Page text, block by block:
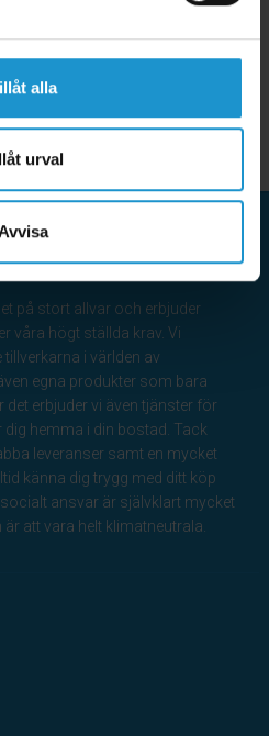
alla
urval
Avvisa
på stort allvar och erbjuder
våra högt ställda krav. Vi
i världen av
egna produkter som bara
det erbjuder vi även tjänster för
hemma i din bostad. Tack
leveranser samt en mycket
känna dig trygg med ditt köp
ansvar är självklart mycket
att vara helt klimatneutrala.